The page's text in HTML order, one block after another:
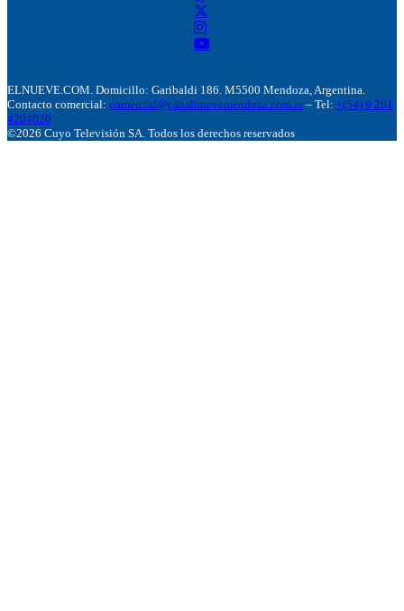
ELNUEVE.COM. Domicillo: Garibaldi 186. M5500 Mendoza, Argentina.
Contacto comercial: comercial@canalnuevemendoza.com.ar – Tel: +(54) 9 261
4204020
©2026 Cuyo Televisión SA. Todos los derechos reservados